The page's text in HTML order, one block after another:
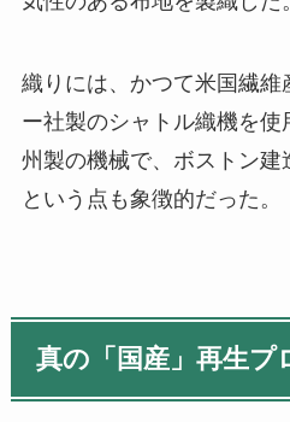
織りには、かつて米国繊
ー社製のシャトル織機を
州製の機械で、ボストン建
という点も象徴的だった。
真の「国産」再生プ